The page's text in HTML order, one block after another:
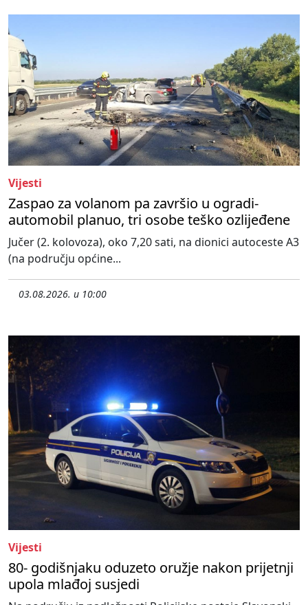
Vijesti
Zaspao za volanom pa završio u ogradi-
automobil planuo, tri osobe teško ozlijeđene
Jučer (2. kolovoza), oko 7,20 sati, na dionici autoceste A3
(na području općine...
03.08.2026. u 10:00
Vijesti
80- godišnjaku oduzeto oružje nakon prijetnji
upola mlađoj susjedi